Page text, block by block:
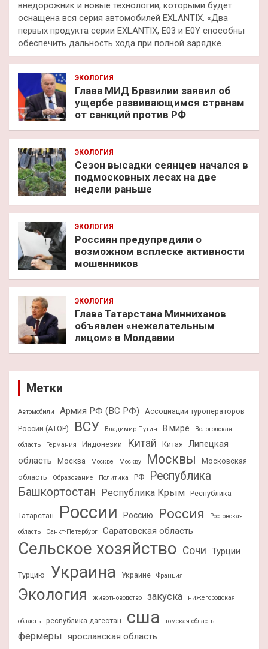
внедорожник и новые технологии, которыми будет
оснащена вся серия автомобилей EXLANTIX. «Два
первых продукта серии EXLANTIX, E03 и E0Y способны
обеспечить дальность хода при полной зарядке…
ЭКОЛОГИЯ
Глава МИД Бразилии заявил об
ущербе развивающимся странам
от санкций против РФ
ЭКОЛОГИЯ
Сезон высадки сеянцев начался в
подмосковных лесах на две
недели раньше
ЭКОЛОГИЯ
Россиян предупредили о
возможном всплеске активности
мошенников
ЭКОЛОГИЯ
Глава Татарстана Минниханов
объявлен «нежелательным
лицом» в Молдавии
Метки
Автомобили Армия РФ (ВС РФ)
Ассоциации туроператоров
России (АТОР)
ВСУ Владимир Путин В мире
Вологодская
область
Германия Индонезии Китай Китая
Липецкая
область
Москва Москве Москву Москвы
Московская
область
Образование Политика РФ
Республика
Башкортостан
Республика Крым Республика
Татарстан России Россию Россия
Ростовская
область
Санкт-Петербург Саратовская область
Сельское хозяйство Сочи Турции
Турцию Украина Украине Франция
Экология животноводство закуска нижегородская
область республика дагестан сша томская область
фермеры ярославская область